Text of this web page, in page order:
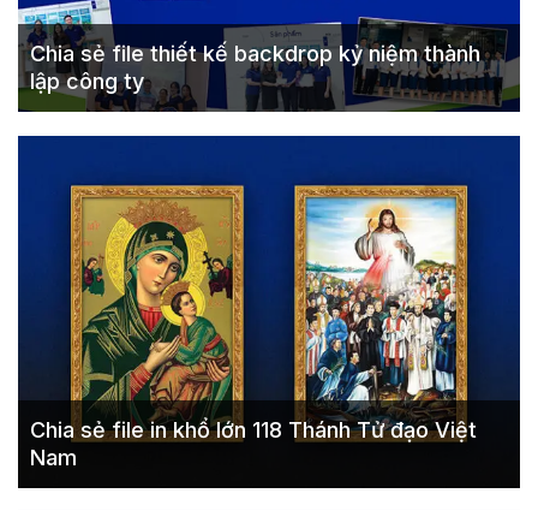
Chia sẻ file thiết kế backdrop kỷ niệm thành
lập công ty
Chia sẻ file in khổ lớn 118 Thánh Tử đạo Việt
Nam